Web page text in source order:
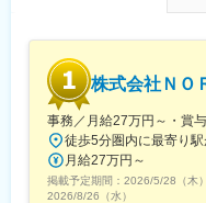
株式会社ＮＯ
事務／月給27万円～・賞
月給27万円～
掲載予定期間： 2026/5/28（木）
2026/8/26（水）